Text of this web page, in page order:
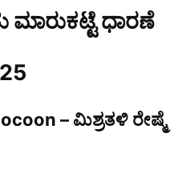
ಮಾರುಕಟ್ಟೆ ಧಾರಣೆ
– ಮಿಶ್ರತಳಿ ರೇಷ್ಮೆ